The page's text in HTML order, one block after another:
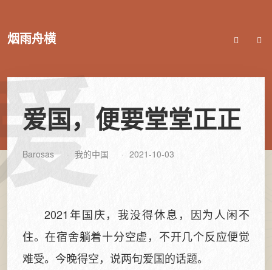
烟雨舟横
爱国，便要堂堂正正
Barosas 我的中国 2021-10-03
2021年国庆，我没得休息，因为人闲不
住。在宿舍躺着十分空虚，不开几个反应便觉
难受。今晚得空，说两句爱国的话题。